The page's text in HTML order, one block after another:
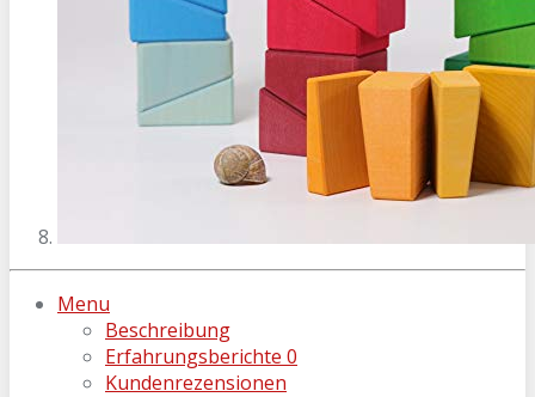
Menu
Beschreibung
Erfahrungsberichte 0
Kundenrezensionen